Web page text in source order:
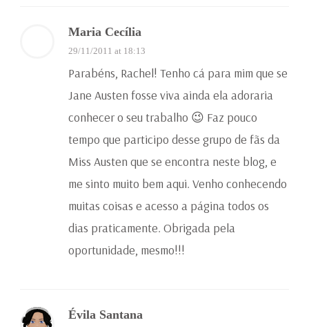
Maria Cecília
29/11/2011 at 18:13
Parabéns, Rachel! Tenho cá para mim que se
Jane Austen fosse viva ainda ela adoraria
conhecer o seu trabalho 😉 Faz pouco
tempo que participo desse grupo de fãs da
Miss Austen que se encontra neste blog, e
me sinto muito bem aqui. Venho conhecendo
muitas coisas e acesso a página todos os
dias praticamente. Obrigada pela
oportunidade, mesmo!!!
Évila Santana